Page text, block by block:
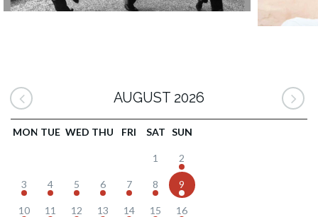
AUGUST 2026
MON TUE WED THU FRI SAT SUN
1 2
3 4 5 6 7 8 9
10 11 12 13 14 15 16